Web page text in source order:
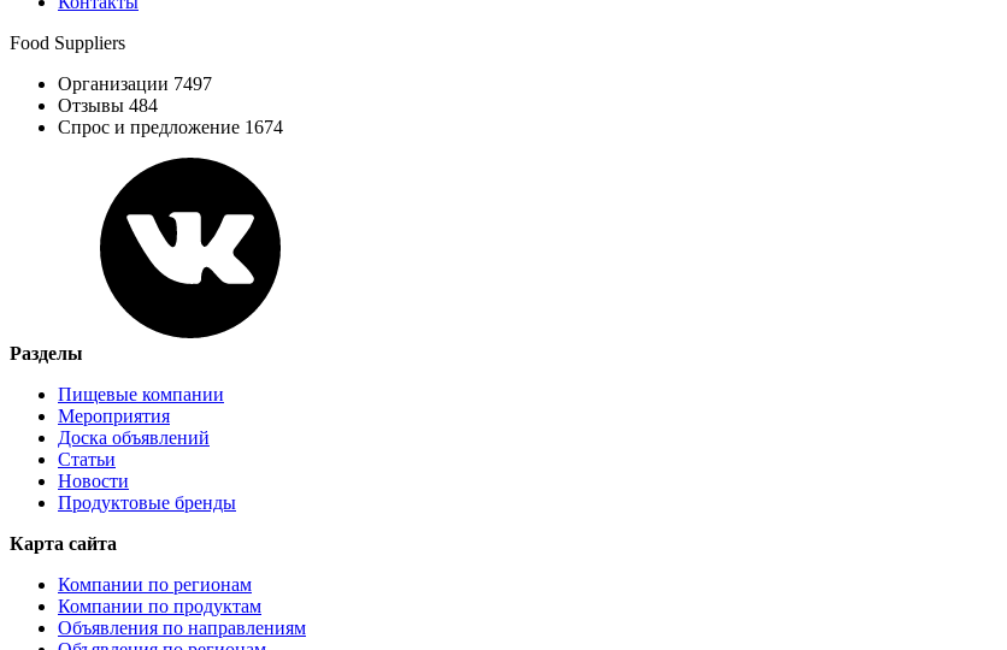
Food Suppliers
Организации 7497
Отзывы 484
Спрос и предложение 1674
Разделы
Пищевые компании
Мероприятия
Доска объявлений
Статьи
Новости
Продуктовые бренды
Карта сайта
Компании по регионам
Компании по продуктам
Объявления по направлениям